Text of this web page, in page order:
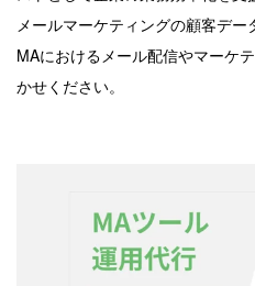
メールマーケティングの顧客デー
MAにおけるメール配信やマーケ
かせください。